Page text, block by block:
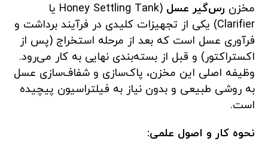
مخزن رس‌گیر عسل
(Honey Settling Tank یا
Clarifier) یکی از تجهیزات کلیدی در فرآیند برداشت و
فرآوری عسل است که بعد از مرحله استخراج (پس از
اکستراکتور) و قبل از بسته‌بندی نهایی به کار می‌رود.
وظیفه اصلی این مخزن، پاک‌سازی و شفاف‌سازی عسل
به روشی طبیعی و بدون نیاز به فیلتراسیون پیچیده
است.
نحوه کار و اصول علمی: